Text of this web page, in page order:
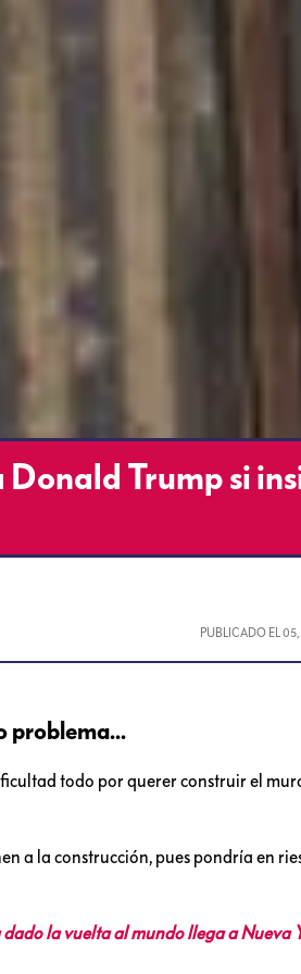
Trump si
PUBLICADO EL05,
problema...
todo por querer construir el
a la construcción, pues pondría en
dado la vuelta al mundo llega a Nueva